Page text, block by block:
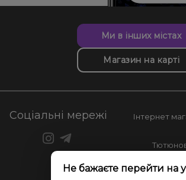
Ми в інших містах
Магазин на карті
Соціальні мережі
Інтернет
Не бажаєте перейти на